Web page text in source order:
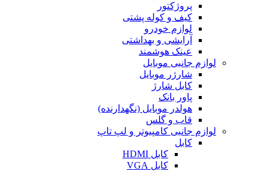
پروژکتور
کیف و کوله پشتی
لوازم خودرو
آرایشی و بهداشتی
عینک هوشمند
لوازم جانبی موبایل
شارژر موبایل
کابل شارژ
پاور بانک
هولدر موبایل (نگهدارنده)
قاب و گلس
لوازم جانبی کامپیوتر و لپ تاپ
کابل
کابل HDMI
کابل VGA